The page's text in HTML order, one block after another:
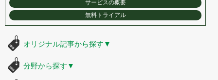
サービスの概要
無料トライアル
オリジナル記事から探す ▼
分野から探す ▼